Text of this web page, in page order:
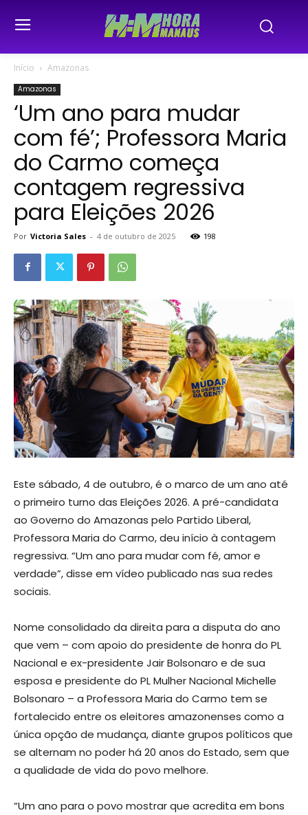
Início Amazonas
Amazonas
‘Um ano para mudar
com fé’; Professora Maria
do Carmo começa
contagem regressiva
para Eleições 2026
Por Victoria Sales - 4 de outubro de 2025 198
Este sábado, 4 de outubro, é o marco de um ano até
o primeiro turno das Eleições 2026. A pré-candidata
ao Governo do Amazonas pelo Partido Liberal,
Professora Maria do Carmo, deu início à contagem
regressiva. “Um ano para mudar com fé, amor e
verdade”, disse em vídeo publicado nas sua redes
sociais.
Nome consolidado da direita para a disputa do ano
que vem – com apoio do presidente de honra do PL
Nacional e ex-presidente Jair Bolsonaro e de sua
esposa e presidente do PL Mulher Nacional Michelle
Bolsonaro – a Professora Maria do Carmo tem se
fortalecido entre os eleitores amazonenses como a
única opção de mudança, diante grupos políticos que
se alternam no poder há 20 anos do Estado, sem que
a qualidade de vida do povo melhore.
“Um ano para o povo mostrar que acredita em bons